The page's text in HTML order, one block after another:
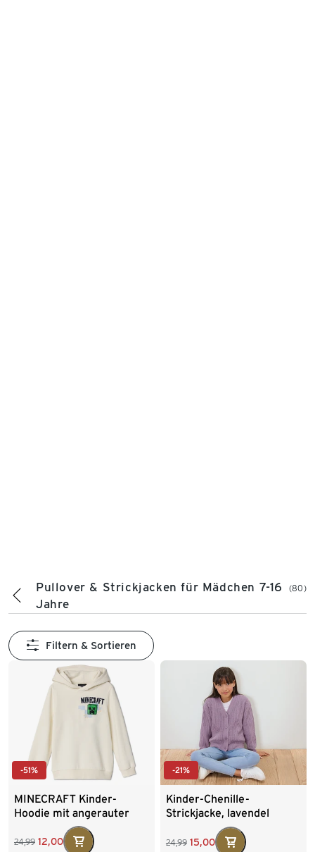
Pullover & Strickjacken für Mädchen 7-16
Jahre
(80)
Filtern & Sortieren
-51%
MINECRAFT Kinder-
Hoodie mit angerauter
24,99 12,00
-21%
Kinder-Chenille-
Strickjacke, lavendel
24,99 15,00